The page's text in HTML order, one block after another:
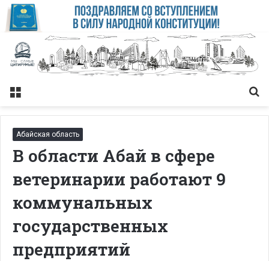
Меню
Абайская область
В области Абай в сфере
ветеринарии работают 9
коммунальных
государственных
предприятий